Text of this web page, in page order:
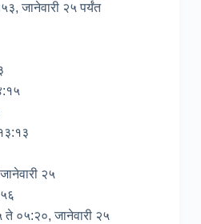
जानेवारी २५ पर्यंत
२५
ते ०५:२०, जानेवारी २५